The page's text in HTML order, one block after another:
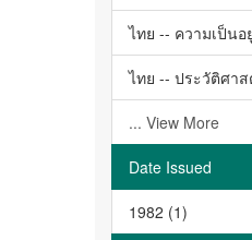
ไทย -- ความเป็น
ไทย -- ประวัติศา
... View More
Date Issued
1982 (1)